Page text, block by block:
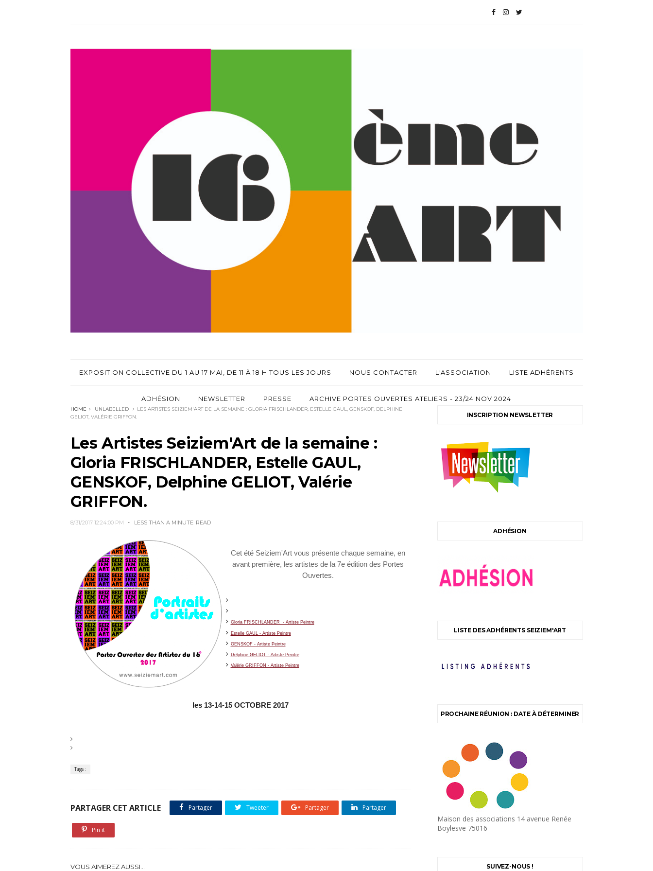
EXPOSITION COLLECTIVE DU 1 AU 17 MAI, DE 11 À 18 H TOUS LES JOURS NOUS CONTACTER L'ASSOCIATION LISTE ADHÉRENTS
ADHÉSION NEWSLETTER PRESSE ARCHIVE PORTES OUVERTES ATELIERS - 23/24 NOV 2024
HOME UNLABELLED
LES ARTISTES SEIZIEM'ART DE LA SEMAINE : GLORIA FRISCHLANDER, ESTELLE GAUL, GENSKOF, DELPHINE
GELIOT, VALÉRIE GRIFFON.
Les Artistes Seiziem'Art de la semaine :
Gloria FRISCHLANDER, Estelle GAUL,
GENSKOF, Delphine GELIOT, Valérie
GRIFFON.
8/31/2017 12:24:00 PM LESS THAN A MINUTE READ
Cet été Seiziem'Art vous présente chaque semaine, en
avant première, les artistes de la 7e édition des Portes
Ouvertes.
Gloria FRISCHLANDER - Artiste Peintre
Estelle GAUL - Artiste Peintre
GENSKOF - Artiste Peintre
Delphine GELIOT - Artiste Peintre
Valérie GRIFFON - Artiste Peintre
les 13-14-15 OCTOBRE 2017
Tags :
PARTAGER CET ARTICLE Partager Tweeter Partager Partager
Pin it
VOUS AIMEREZ AUSSI...
INSCRIPTION NEWSLETTER
ADHÉSION
LISTE DES ADHÉRENTS SEIZIEM'ART
PROCHAINE RÉUNION : DATE À DÉTERMINER
Maison des associations 14 avenue Renée
Boylesve 75016
SUIVEZ-NOUS !